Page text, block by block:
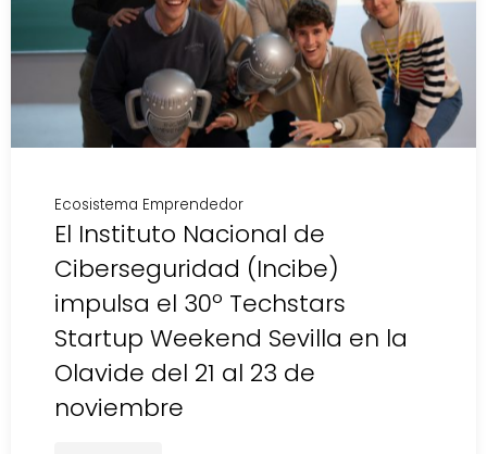
Ecosistema Emprendedor
El Instituto Nacional de
Ciberseguridad (Incibe)
impulsa el 30º Techstars
Startup Weekend Sevilla en la
Olavide del 21 al 23 de
noviembre